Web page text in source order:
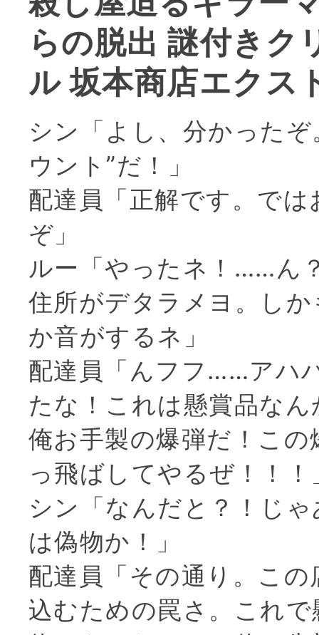
らの脱出 謎付きク
ル 坂本商店エクス
シン「よし、分かったぞ
ウント”だ！」
配達員「正解です。で
ぞ」
ルー「やったネ！……ん
住所がデタラメヨ。し
か音がするネ」
配達員「んフフ……アハ
たな！これは懸賞品な
俺お手製の爆弾だ！この
っ飛ばしてやるぜ！！！
シン「なんだと？！じ
は偽物か！」
配達員「その通り。こ
込むための罠さ。これ